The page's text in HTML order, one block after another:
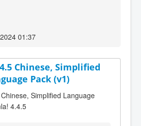
01:37
Chinese, Simplified
Pack (v1)
Simplified Language
4.4.5